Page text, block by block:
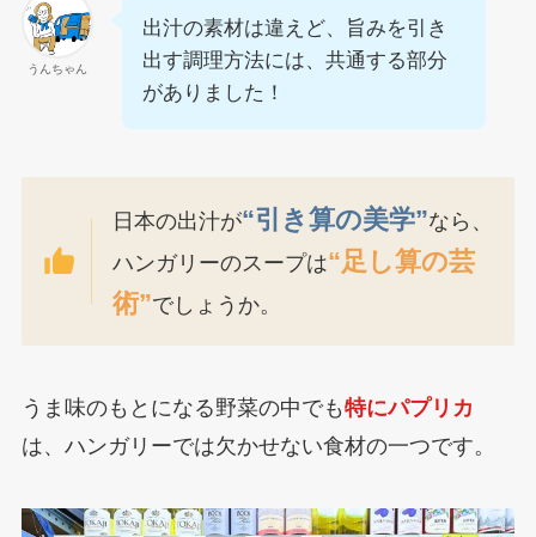
うんちゃん
出汁の素材は違えど、旨みを引き
出す調理方法には、共通する部分
がありました！
日本の出汁が“引き算の美学”なら、
ハンガリーのスープは“足し算の芸
術”でしょうか。
うま味のもとになる野菜の中でも特にパプリカ
は、ハンガリーでは欠かせない食材の一つです。